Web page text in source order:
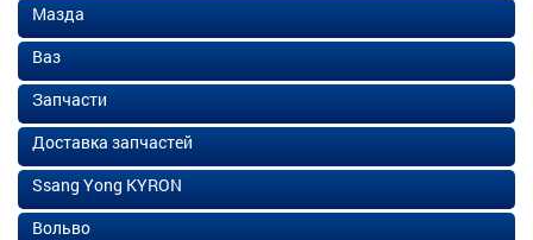
Мазда
Ваз
Запчасти
Доставка запчастей
Ssang Yong KYRON
Вольво